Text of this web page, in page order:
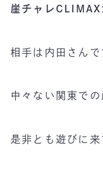
崖チャレCLIMAX
相手は内田さんで
中々ない関東での
是非とも遊びに来